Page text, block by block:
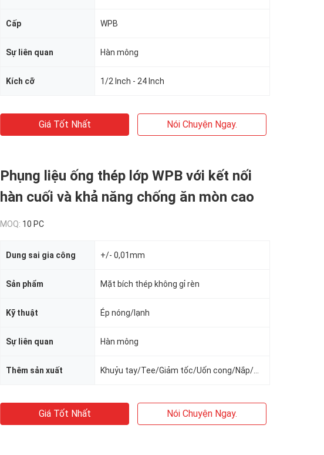
Cấp WPB
Sự liên quan Hàn mông
Kích cỡ 1/2 Inch - 24 Inch
Giá Tốt Nhất Nói Chuyện Ngay.
Phụng liệu ống thép lớp WPB với kết nối
hàn cuối và khả năng chống ăn mòn cao
MOQ: 10 PC
Dung sai gia công +/- 0,01mm
Sản phẩm Mặt bích thép không gỉ rèn
Kỹ thuật Ép nóng/lạnh
Sự liên quan Hàn mông
Thêm sản xuất
Giá Tốt Nhất Nói Chuyện Ngay.